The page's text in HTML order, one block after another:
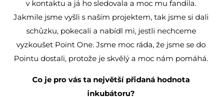
v kontaktu a já ho sledovala a moc mu fandila.
Jakmile jsme vyšli s naším projektem, tak jsme si dali
schůzku, pokecali a nabídl mi, jestli nechceme
vyzkoušet Point One. Jsme moc ráda, že jsme se do
Pointu dostali, protože je skvělý a moc nám pomáhá.
Co je pro vás ta největší přidaná hodnota
inkubátoru?